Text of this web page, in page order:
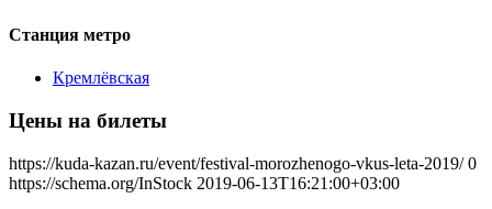
Станция метро
Кремлёвская
Цены на билеты
https://kuda-kazan.ru/event/festival-morozhenogo-vkus-leta-2019/ 0
https://schema.org/InStock 2019-06-13T16:21:00+03:00